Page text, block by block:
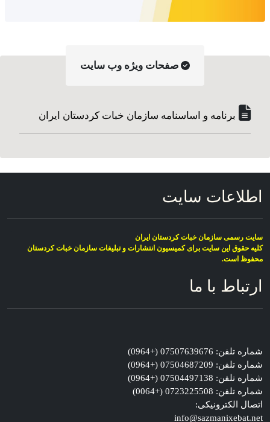
صفحات ویژه وب سایت
برنامە و اساسنامه سازمان خبات کردستان ایران
اطلاعات سایت
سایت رسمی سازمان خبات کردستان ایران
کلیە حقوق این سایت برای کمیسیون انتشارات و تبلیغات سازمان خبات کردستان
محفوظ است.
ارتباط با ما
شماره تلفن: 07507639676 (+0964)
شماره تلفن: 07504687209 (+0964)
شماره تلفن: 07504497138 (+0964)
شماره تلفن: 0723225508 (+0064)
اتصال الکترونیکی:
info@sazmanixebat.net